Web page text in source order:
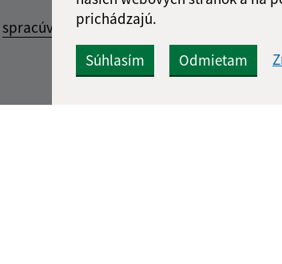
prichádzajú.
Súhlasím Odmietam
spracúvaním
Google reCaptcha